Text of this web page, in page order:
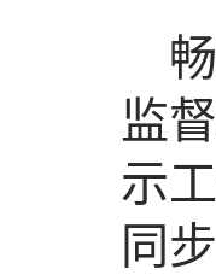
监
示
同